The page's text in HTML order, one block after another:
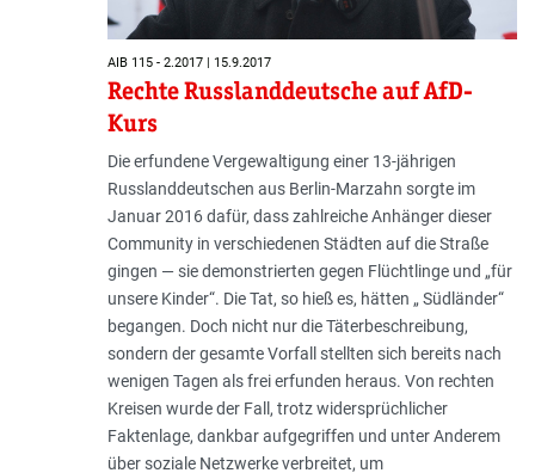
AIB 115 - 2.2017 | 15.9.2017
Rechte Russlanddeutsche auf AfD-
Kurs
Die erfundene Vergewaltigung einer 13-jährigen
Russlanddeutschen aus Berlin-Marzahn sorgte im
Januar 2016 dafür, dass zahlreiche Anhänger dieser
Community in verschiedenen Städten auf die Straße
gingen — sie demonstrierten gegen Flüchtlinge und „für
unsere Kinder“. Die Tat, so hieß es, hätten „ Südländer“
begangen. Doch nicht nur die Täterbeschreibung,
sondern der gesamte Vorfall stellten sich bereits nach
wenigen Tagen als frei erfunden heraus. Von rechten
Kreisen wurde der Fall, trotz widersprüchlicher
Faktenlage, dankbar aufgegriffen und unter Anderem
über soziale Netzwerke verbreitet, um